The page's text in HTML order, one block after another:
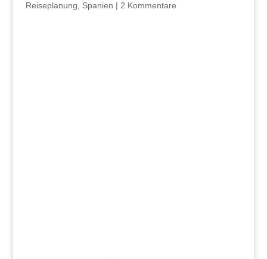
Reiseplanung
Spanien | 2 Kommentare